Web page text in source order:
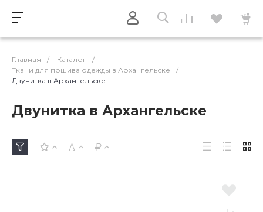
Главная / Каталог
/
Ткани для пошива одежды в Архангельске
/
Двунитка в Архангельске
Двунитка в Архангельске